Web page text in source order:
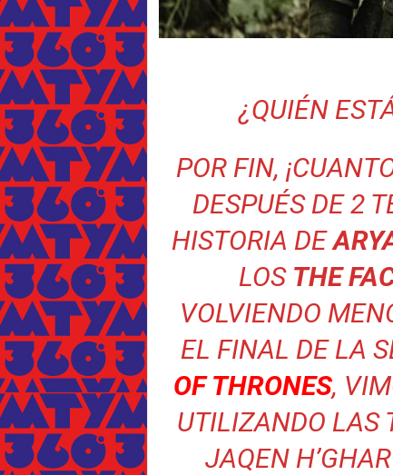
¿QUIÉN
POR FIN,
DESPUÉS DE 2
HISTORIA DE
LOS THE
VOLVIENDO
EL FINAL DE LA
OF THRONES,
UTILIZANDO LAS
JAQEN